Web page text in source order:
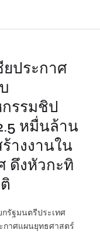
ยประกาศ
รรมชิป
หมื่นล้าน
างงานใน
ดึงหัวกะทิ
รัฐมนตรีประเทศ
กาศแผนยุทธศาสตร์